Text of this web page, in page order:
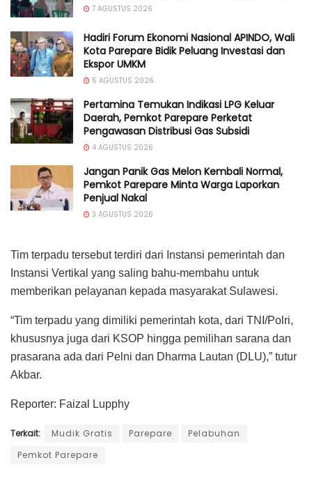
7 AGUSTUS 2026
Hadiri Forum Ekonomi Nasional APINDO, Wali
Kota Parepare Bidik Peluang Investasi dan
Ekspor UMKM
5 AGUSTUS 2026
Pertamina Temukan Indikasi LPG Keluar
Daerah, Pemkot Parepare Perketat
Pengawasan Distribusi Gas Subsidi
4 AGUSTUS 2026
Jangan Panik Gas Melon Kembali Normal,
Pemkot Parepare Minta Warga Laporkan
Penjual Nakal
3 AGUSTUS 2026
Tim terpadu tersebut terdiri dari Instansi pemerintah dan
Instansi Vertikal yang saling bahu-membahu untuk
memberikan pelayanan kepada masyarakat Sulawesi.
“Tim terpadu yang dimiliki pemerintah kota, dari TNI/Polri,
khususnya juga dari KSOP hingga pemilihan sarana dan
prasarana ada dari Pelni dan Dharma Lautan (DLU),” tutur
Akbar.
Reporter: Faizal Lupphy
Terkait: Mudik Gratis Parepare
Pelabuhan
Pemkot Parepare